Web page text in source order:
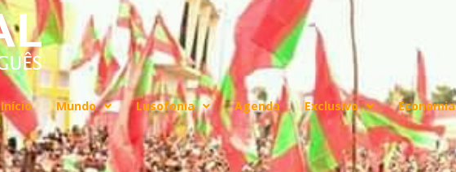
Início Mundo Lusofonia Agenda Exclusivo Economia